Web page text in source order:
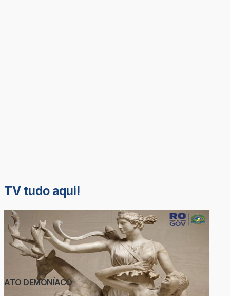
TV tudo aqui!
ATO DEMONÍACO